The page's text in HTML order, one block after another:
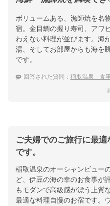
ボリュームある、漁師焼を名
宿。金目鯛の握り寿司、アワ
わえない料理が並びます。海
湯、そしてお部屋からも海を
です。
回答された質問： 稲取温泉 食事
ご夫婦でのご旅行に最
です。
稲取温泉のオーシャンビュー
ど、伊豆の海の幸のお食事が
もモダンで高級感が漂う上質
最適な料理自慢のお宿です。